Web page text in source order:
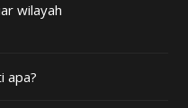
wilayah
apa?